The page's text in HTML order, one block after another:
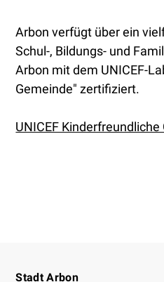
Arbon verfügt über ein
Schul-, Bildungs- und
Arbon mit dem UNICEF-
Gemeinde" zertifiziert.
UNICEF Kinderfreundliche
Stadt Arbon